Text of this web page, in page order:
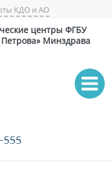
КДО и АО
центры ФГБУ
Минздрава
555